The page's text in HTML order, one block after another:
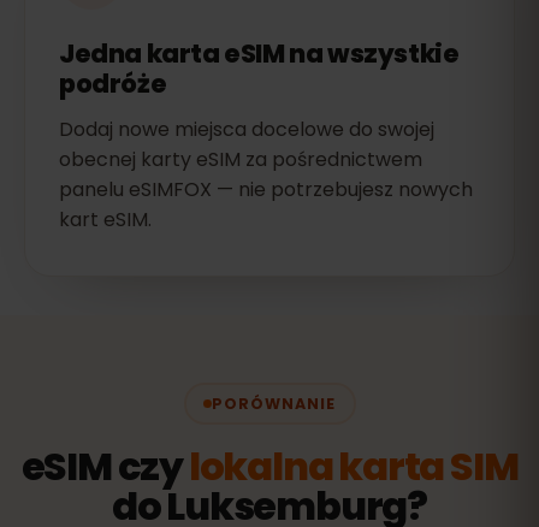
Jedna karta eSIM na wszystkie
podróże
Dodaj nowe miejsca docelowe do swojej
obecnej karty eSIM za pośrednictwem
panelu eSIMFOX — nie potrzebujesz nowych
kart eSIM.
PORÓWNANIE
eSIM czylokalna karta SIM
do Luksemburg?